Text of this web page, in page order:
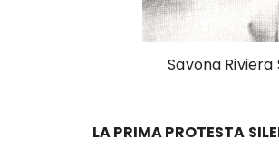
Savona Riviera
LA PRIMA PROTESTA